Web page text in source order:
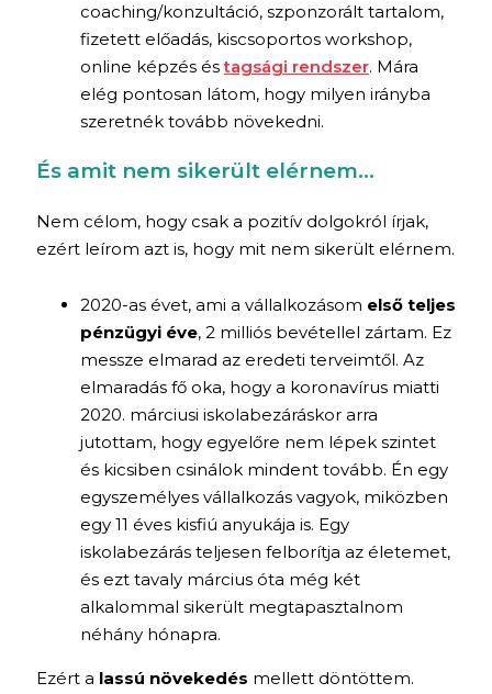
coaching/konzultáció, szponzorált tartalom,
fizetett előadás, kiscsoportos workshop,
online képzés éstagsági rendszer. Mára
elég pontosan látom, hogy milyen irányba
szeretnék tovább növekedni.
És amit nem sikerült elérnem…
Nem célom, hogy csak a pozitív dolgokról írjak,
ezért leírom azt is, hogy mit nem sikerült elérnem.
2020-as évet, ami a vállalkozásom első teljes
pénzügyi éve, 2 milliós bevétellel zártam. Ez
messze elmarad az eredeti terveimtől. Az
elmaradás fő oka, hogy a koronavírus miatti
2020. márciusi iskolabezáráskor arra
jutottam, hogy egyelőre nem lépek szintet
és kicsiben csinálok mindent tovább. Én egy
egyszemélyes vállalkozás vagyok, miközben
egy 11 éves kisfiú anyukája is. Egy
iskolabezárás teljesen felborítja az életemet,
és ezt tavaly március óta még két
alkalommal sikerült megtapasztalnom
néhány hónapra.
Ezért a lassú növekedés mellett döntöttem.